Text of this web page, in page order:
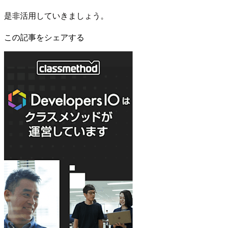
是非活用していきましょう。
この記事をシェアする